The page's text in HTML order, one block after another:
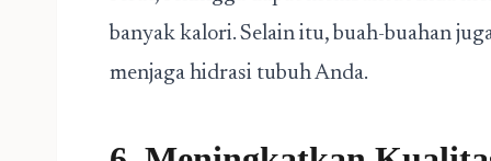
banyak kalori. Selain itu, buah-buahan
menjaga hidrasi tubuh Anda.